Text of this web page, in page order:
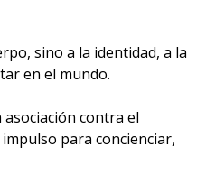
sino a la identidad, a la
en el mundo.
contra el
para concienciar,